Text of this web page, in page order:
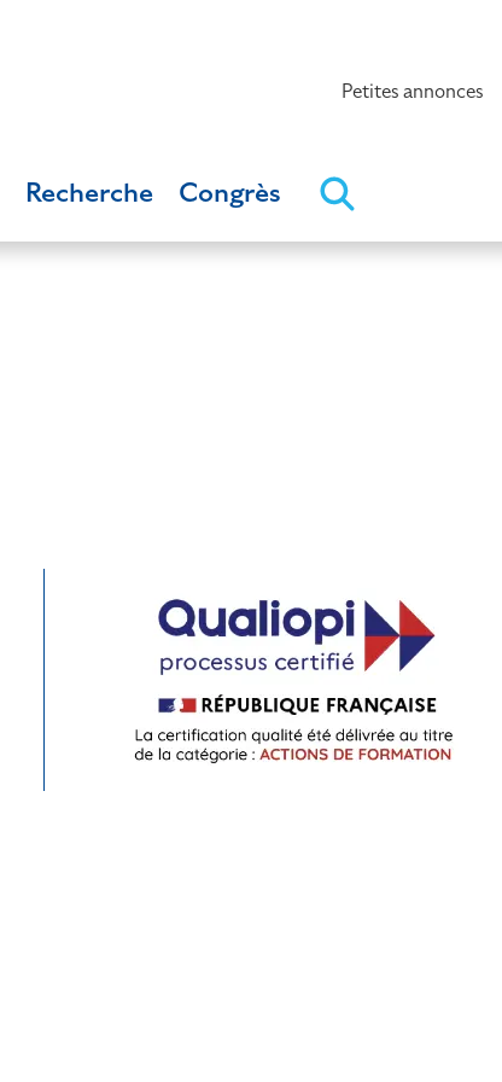
Petites annonces
Recherche Congrès